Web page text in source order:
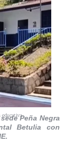
Peña Negra
Betulia con